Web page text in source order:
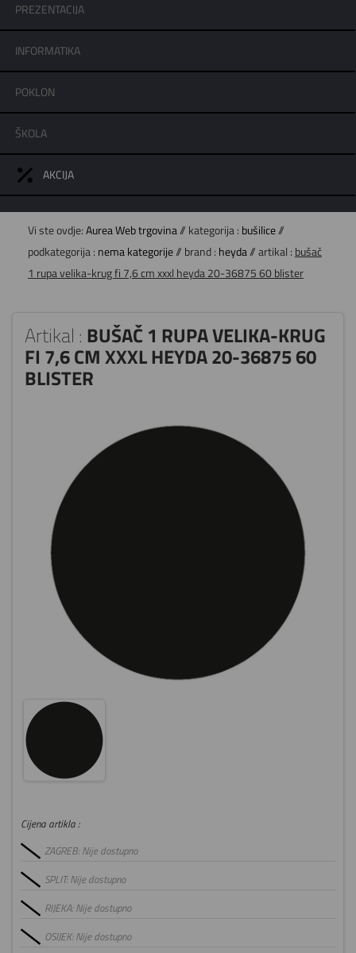
PREZENTACIJA
INFORMATIKA
POKLON
ŠKOLA
AKCIJA
Vi ste ovdje: Aurea Web trgovina// kategorija : bušilice//
podkategorija : nema kategorije// brand : heyda// artikal : bušač
1 rupa velika-krug fi 7,6 cm xxxl heyda 20-36875 60 blister
Artikal : BUŠAČ 1 RUPA VELIKA-KRUG
FI 7,6 CM XXXL HEYDA 20-36875 60
BLISTER
Cijena artikla :
ZAGREB: Nije dostupno
SPLIT: Nije dostupno
RIJEKA: Nije dostupno
OSIJEK: Nije dostupno